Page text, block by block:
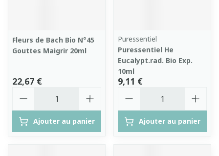
Fleurs de Bach Bio N°45
Gouttes Maigrir 20ml
22,67 €
Ajouter au panier
Puressentiel
Puressentiel He
Eucalypt.rad. Bio Exp.
10ml
9,11 €
Ajouter au panier